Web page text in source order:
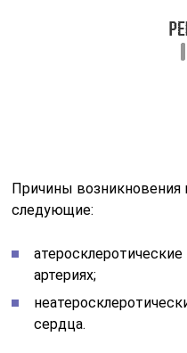
Причины возникновения
следующие:
артериях;
сердца.